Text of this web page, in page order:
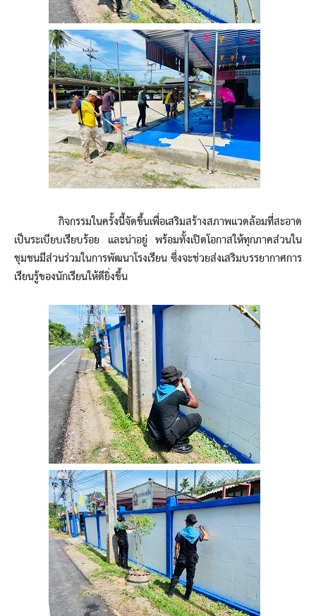
กิจกรรมในครั้งนี้จัดขึ้นเพื่อเสริมสร้างสภาพแวดล้อมที่สะอาด
เป็นระเบียบเรียบร้อย และน่าอยู่ พร้อมทั้งเปิดโอกาสให้ทุกภาคส่วนใน
ชุมชนมีส่วนร่วมในการพัฒนาโรงเรียน ซึ่งจะช่วยส่งเสริมบรรยากาศการ
เรียนรู้ของนักเรียนให้ดียิ่งขึ้น